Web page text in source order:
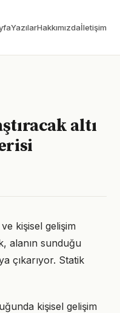
YazılarHakkımızdaİletişim
altı
kişisel gelişim
alanın sunduğu
çıkarıyor. Statik
kişisel gelişim